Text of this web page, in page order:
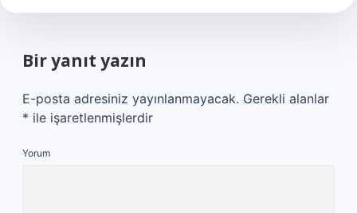
Bir yanıt yazın
E-posta adresiniz yayınlanmayacak. Gerekli alanlar
* ile işaretlenmişlerdir
Yorum